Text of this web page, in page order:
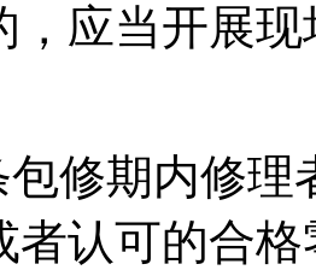
，应当开展
修期内修理
者认可的合